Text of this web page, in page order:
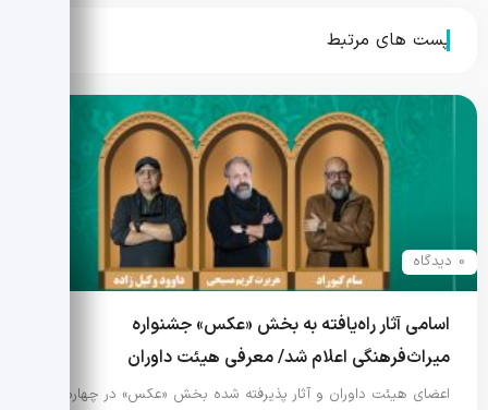
پست های مرتبط
0 دیدگاه
اسامی آثار راه‌یافته به بخش «عکس» جشنواره
میراث‌فرهنگی اعلام شد/ معرفی هیئت داوران
اعضای هیئت داوران و آثار پذیرفته شده بخش «عکس» در چهارمین